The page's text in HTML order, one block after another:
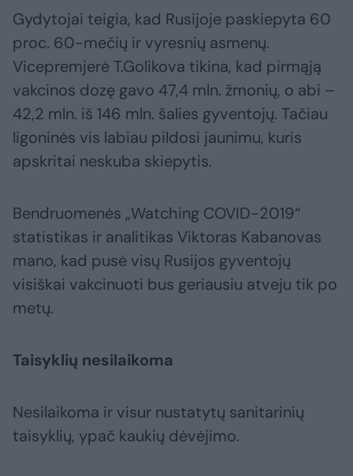
Gydytojai teigia, kad Rusijoje paskiepyta 60
proc. 60-mečių ir vyresnių asmenų.
Vicepremjerė T.Golikova tikina, kad pirmąją
vakcinos dozę gavo 47,4 mln. žmonių, o abi –
42,2 mln. iš 146 mln. šalies gyventojų. Tačiau
ligoninės vis labiau pildosi jaunimu, kuris
apskritai neskuba skiepytis.
Bendruomenės „Watching COVID-2019“
statistikas ir analitikas Viktoras Kabanovas
mano, kad pusė visų Rusijos gyventojų
visiškai vakcinuoti bus geriausiu atveju tik po
metų.
Taisyklių nesilaikoma
Nesilaikoma ir visur nustatytų sanitarinių
taisyklių, ypač kaukių dėvėjimo.